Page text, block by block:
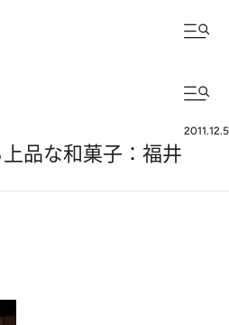
2011.12.5
品な和菓子：福井